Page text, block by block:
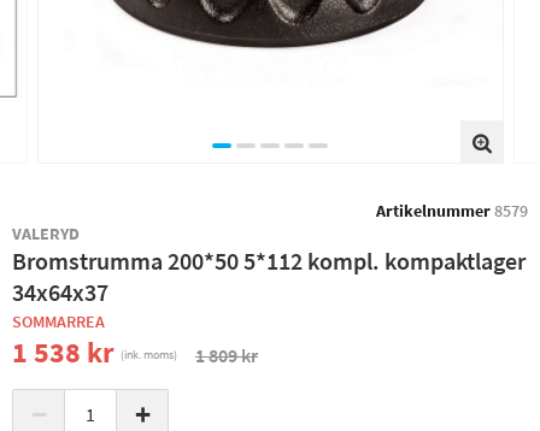
Artikelnummer8579
VALERYD
Bromstrumma 200*50 5*112 kompl. kompaktlager
34x64x37
SOMMARREA
1 538 kr (ink. moms) 1 809 kr
− +